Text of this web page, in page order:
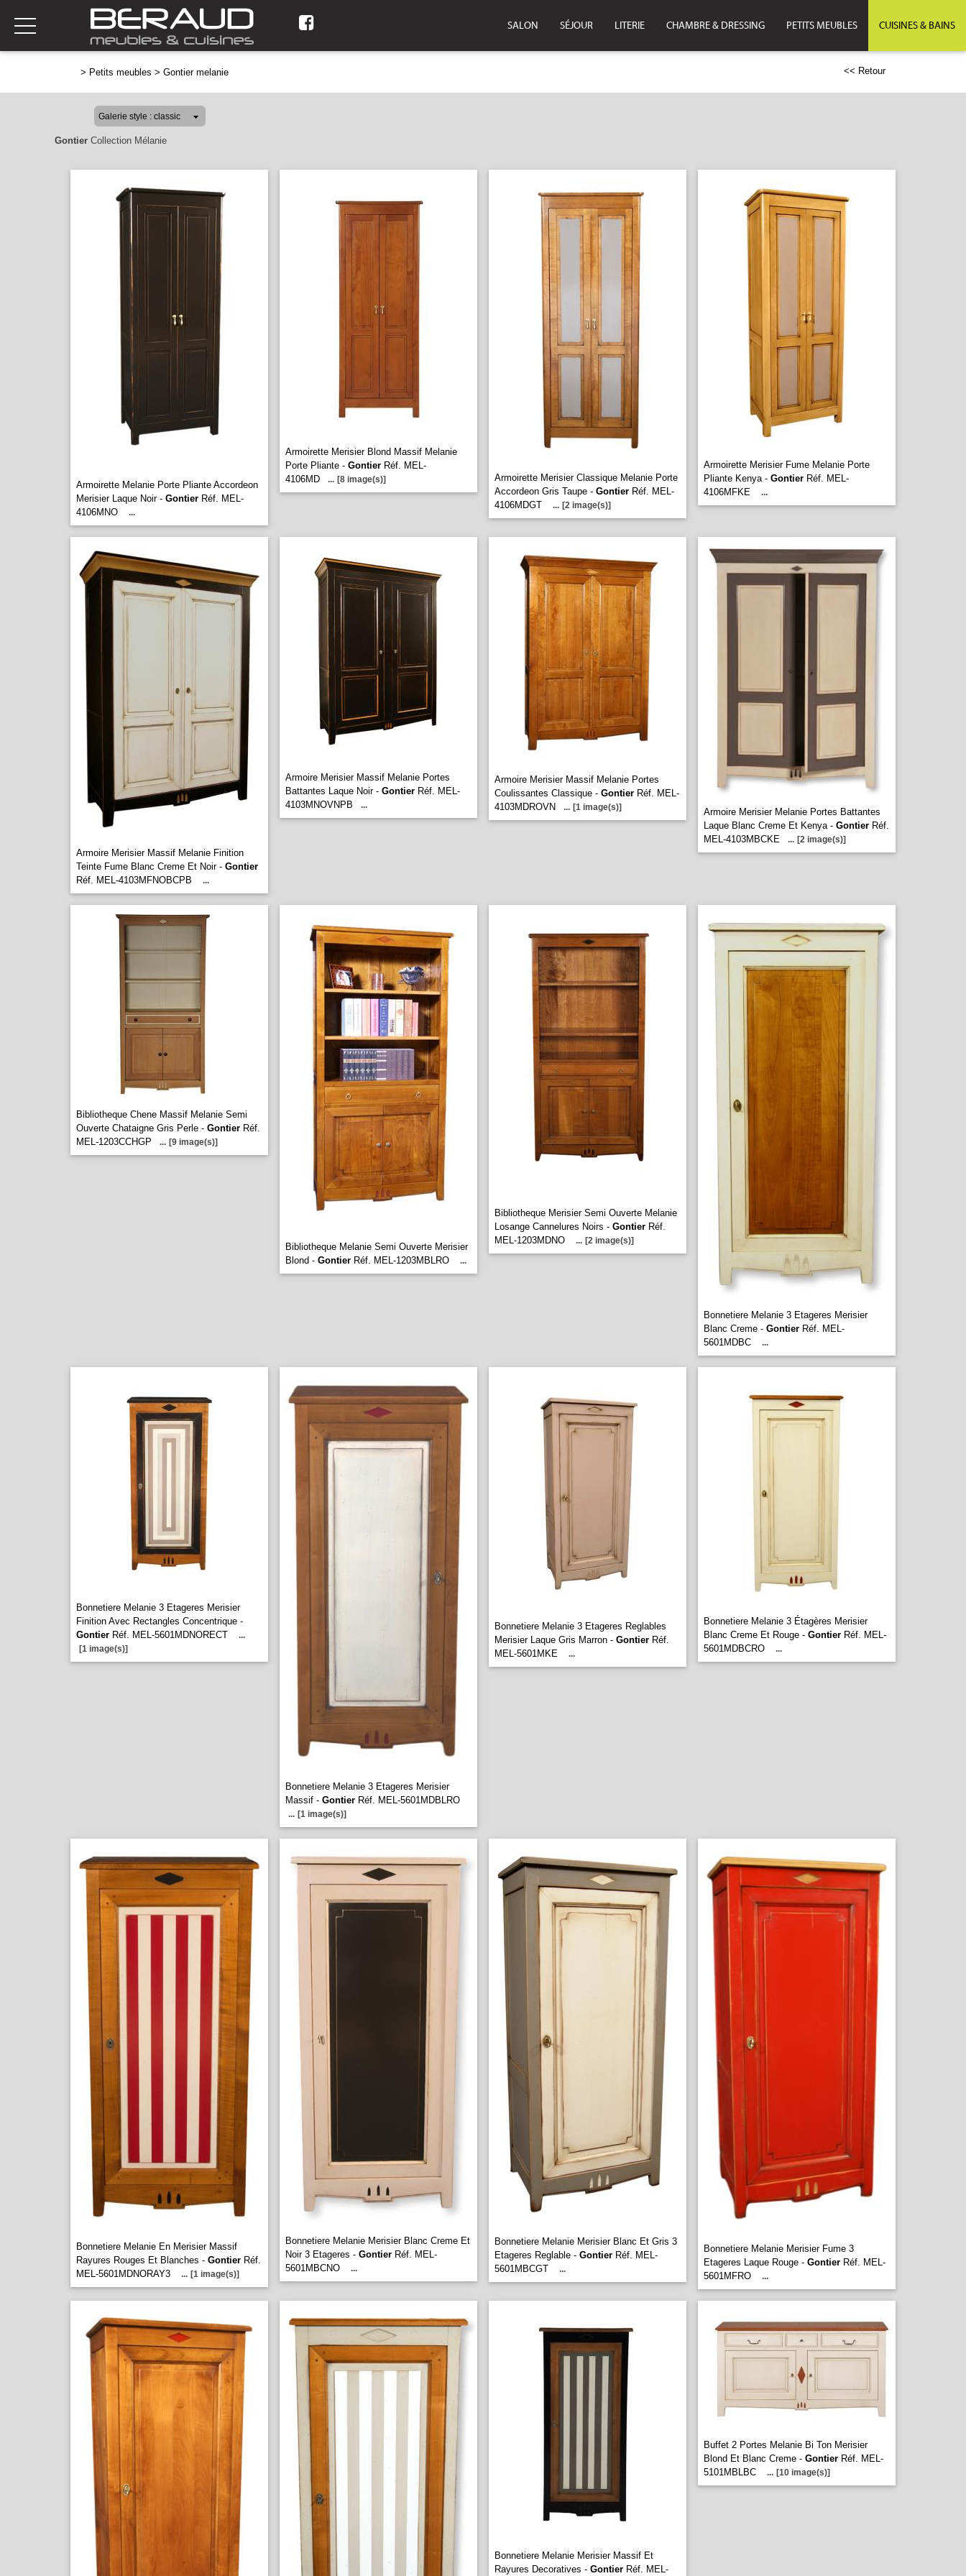
SALON SÉJOUR LITERIE CHAMBRE & DRESSING PETITS MEUBLES CUISINES & BAINS
> Petits meubles > Gontier melanie << Retour
Gontier Collection Mélanie
Armoirette Melanie Porte Pliante Accordeon
Merisier Laque Noir - Gontier Réf. MEL-
4106MNO
...
Armoirette Merisier Blond Massif Melanie
Porte Pliante - Gontier Réf. MEL-
4106MD
... [8 image(s)]
Armoirette Merisier Classique Melanie Porte
Accordeon Gris Taupe - Gontier Réf. MEL-
4106MDGT
... [2 image(s)]
Armoirette Merisier Fume Melanie Porte
Pliante Kenya - Gontier Réf. MEL-
4106MFKE
...
Armoire Merisier Massif Melanie Finition
Teinte Fume Blanc Creme Et Noir - Gontier
Réf. MEL-4103MFNOBCPB
...
Armoire Merisier Massif Melanie Portes
Battantes Laque Noir - Gontier Réf. MEL-
4103MNOVNPB
...
Armoire Merisier Massif Melanie Portes
Coulissantes Classique - Gontier Réf. MEL-
4103MDROVN
... [1 image(s)]
Armoire Merisier Melanie Portes Battantes
Laque Blanc Creme Et Kenya - Gontier Réf.
MEL-4103MBCKE
... [2 image(s)]
Bibliotheque Chene Massif Melanie Semi
Ouverte Chataigne Gris Perle - Gontier Réf.
MEL-1203CCHGP
... [9 image(s)]
Bibliotheque Melanie Semi Ouverte Merisier
Blond - Gontier Réf. MEL-1203MBLRO ...
Bibliotheque Merisier Semi Ouverte Melanie
Losange Cannelures Noirs - Gontier Réf.
MEL-1203MDNO
... [2 image(s)]
Bonnetiere Melanie 3 Etageres Merisier
Blanc Creme - Gontier Réf. MEL-
5601MDBC
...
Bonnetiere Melanie 3 Etageres Merisier
Finition Avec Rectangles Concentrique -
Gontier Réf. MEL-5601MDNORECT
...
[1 image(s)]
Bonnetiere Melanie 3 Etageres Merisier
Massif - Gontier Réf. MEL-5601MDBLRO
... [1 image(s)]
Bonnetiere Melanie 3 Etageres Reglables
Merisier Laque Gris Marron - Gontier Réf.
MEL-5601MKE
...
Bonnetiere Melanie 3 Étagères Merisier
Blanc Creme Et Rouge - Gontier Réf. MEL-
5601MDBCRO
...
Bonnetiere Melanie En Merisier Massif
Rayures Rouges Et Blanches - Gontier Réf.
MEL-5601MDNORAY3
... [1 image(s)]
Bonnetiere Melanie Merisier Blanc Creme Et
Noir 3 Etageres - Gontier Réf. MEL-
5601MBCNO
...
Bonnetiere Melanie Merisier Blanc Et Gris 3
Etageres Reglable - Gontier Réf. MEL-
5601MBCGT
...
Bonnetiere Melanie Merisier Fume 3
Etageres Laque Rouge - Gontier Réf. MEL-
5601MFRO
...
Bonnetiere Melanie Merisier Massif Et
Rayures Decoratives - Gontier Réf. MEL-
Buffet 2 Portes Melanie Bi Ton Merisier
Blond Et Blanc Creme - Gontier Réf. MEL-
5101MBLBC
... [10 image(s)]